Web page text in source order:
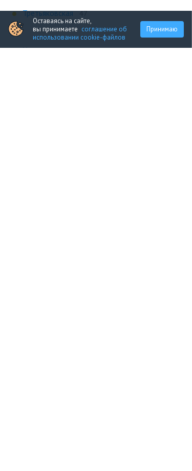
Оставаясь на сайте,
вы принимаете соглашение об
использовании cookie-файлов
Принимаю
Третьяковская
47
Х
Ховрино
47